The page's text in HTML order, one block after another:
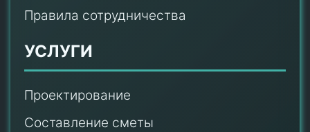
Правила сотрудничества
УСЛУГИ
Проектирование
Составление сметы